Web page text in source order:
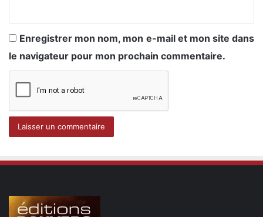
Enregistrer mon nom, mon e-mail et mon site dans
le navigateur pour mon prochain commentaire.